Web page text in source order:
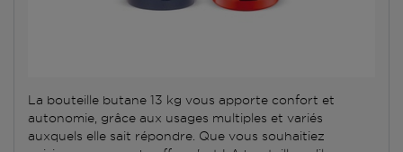
La bouteille butane 13 kg vous apporte confort et
autonomie, grâce aux usages multiples et variés
auxquels elle sait répondre. Que vous souhaitiez